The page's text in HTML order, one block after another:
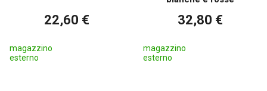
22,60 €
magazzino
esterno
32,80 €
magazzino
esterno